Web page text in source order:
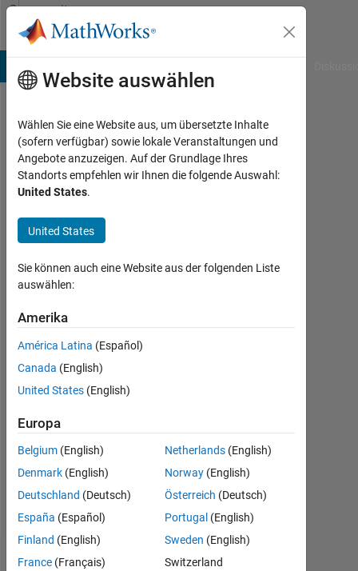
Weiter zum Inhalt
Community
Profile
David
Spelman
Last
etwa
5
Jahre
Aktiv
seit
2019
0
Following:
0
Follow
Dashboard
Website auswählen
Wählen Sie eine Website aus, um übersetzte Inhalte
(sofern verfügbar) sowie lokale Veranstaltungen und
Angebote anzuzeigen. Auf der Grundlage Ihres
Standorts empfehlen wir Ihnen die folgende Auswahl:
United States.
United States
Sie können auch eine Website aus der folgenden Liste
auswählen:
Amerika
América Latina (Español)
Canada (English)
United States (English)
Europa
Belgium (English)
Denmark (English)
Deutschland (Deutsch)
España (Español)
Finland (English)
France (Français)
Netherlands (English)
Norway (English)
Österreich (Deutsch)
Portugal (English)
Sweden (English)
Switzerland